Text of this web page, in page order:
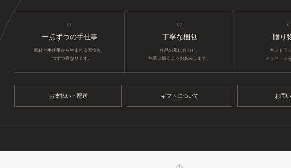
01
一点ずつの手仕事
素材と手仕事から生まれる表情も、
一つずつ異なります。
02
丁寧な梱包
作品の形に合わせ、
無事に届くようお包みします。
贈り
ギフトラ
メッセージ
お支払い・配送 ギフトについて お問